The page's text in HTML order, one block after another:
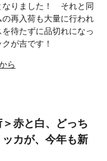
なりました！ それと同
再入荷も大量に行われ
待たずに品切れになっ
が吉です！
ら
赤と白、どっち
カが、今年も新